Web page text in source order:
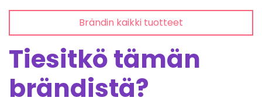
Brändin kaikki tuotteet
Tiesitkö tämän
brändistä?